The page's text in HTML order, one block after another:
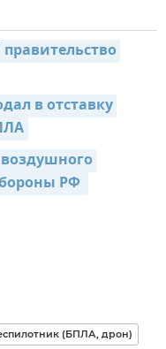
в отставку
РФ
(БПЛА, дрон)